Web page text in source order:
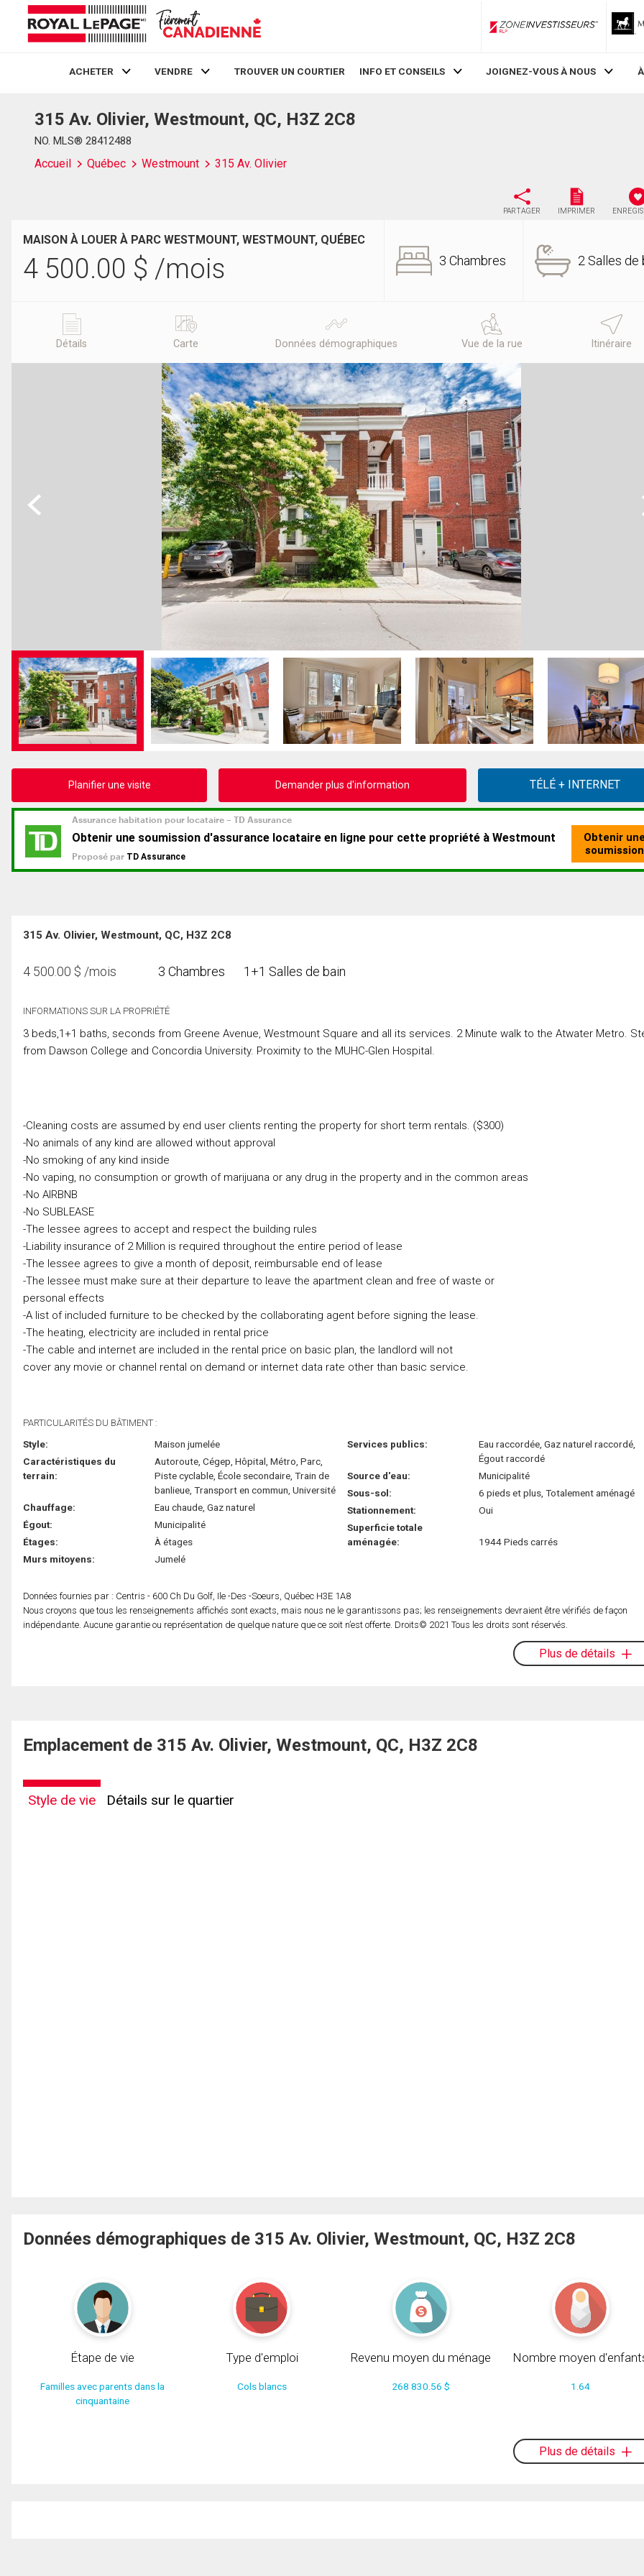
ZoneInvestisseurs RLP
ACHETER VENDRE TROUVER UN COURTIER INFO ET CONSEILS JOIGNEZ-VOUS À NOUS
315 Av. Olivier, Westmount, QC, H3Z 2C8
NO. MLS® 28412488
Accueil Québec Westmount 315 Av. Olivier
PARTAGER IMPRIMER
MAISON À LOUER À PARC WESTMOUNT, WESTMOUNT, QUÉBEC
4 500.00 $ /mois 3 Chambres 2 Salles de
Détails Carte Données démographiques Vue de la rue Itinéraire
Previous
Planifier une visite Demander plus d'information
315 Av. Olivier, Westmount, QC, H3Z 2C8
4 500.00 $ /mois 3 Chambres 1+1 Salles de bain
INFORMATIONS SUR LA PROPRIÉTÉ
3 beds,1+1 baths, seconds from Greene Avenue, Westmount Square and all its services. 2 Minute walk to the Atwater Metro.
from Dawson College and Concordia University. Proximity to the MUHC-Glen Hospital.
-Cleaning costs are assumed by end user clients renting the property for short term rentals. ($300)
-No animals of any kind are allowed without approval
-No smoking of any kind inside
-No vaping, no consumption or growth of marijuana or any drug in the property and in the common areas
-No AIRBNB
-No SUBLEASE
-The lessee agrees to accept and respect the building rules
-Liability insurance of 2 Million is required throughout the entire period of lease
-The lessee agrees to give a month of deposit, reimbursable end of lease
-The lessee must make sure at their departure to leave the apartment clean and free of waste or
personal effects
-A list of included furniture to be checked by the collaborating agent before signing the lease.
-The heating, electricity are included in rental price
-The cable and internet are included in the rental price on basic plan, the landlord will not
cover any movie or channel rental on demand or internet data rate other than basic service.
PARTICULARITÉS DU BÂTIMENT :
Style:
Maison jumelée
Caractéristiques du
terrain:
Autoroute, Cégep, Hôpital, Métro, Parc,
Piste cyclable, École secondaire, Train de
banlieue, Transport en commun, Université
Chauffage:
Eau chaude, Gaz naturel
Égout:
Municipalité
Étages:
À étages
Murs mitoyens:
Jumelé
Services publics:
Eau raccordée, Gaz naturel raccordé,
Égout raccordé
Source d'eau:
Municipalité
Sous-sol:
6 pieds et plus, Totalement aménagé
Stationnement:
Oui
Superficie totale
aménagée:
1944 Pieds carrés
Données fournies par : Centris - 600 Ch Du Golf, Ile -Des -Soeurs, Québec H3E 1A8
Nous croyons que tous les renseignements affichés sont exacts, mais nous ne le garantissons pas; les renseignements devraient être vérifiés de façon
indépendante. Aucune garantie ou représentation de quelque nature que ce soit n’est offerte. Droits© 2021 Tous les droits sont réservés.
Plus de détails
Emplacement de 315 Av. Olivier, Westmount, QC, H3Z 2C8
Style de vie Détails sur le quartier
Données démographiques de 315 Av. Olivier, Westmount, QC, H3Z 2C8
Étape de vie
Familles avec parents dans la
cinquantaine
Type d'emploi
Cols blancs
Revenu moyen du ménage
268 830.56 $
Nombre moyen
1.64
Plus de détails